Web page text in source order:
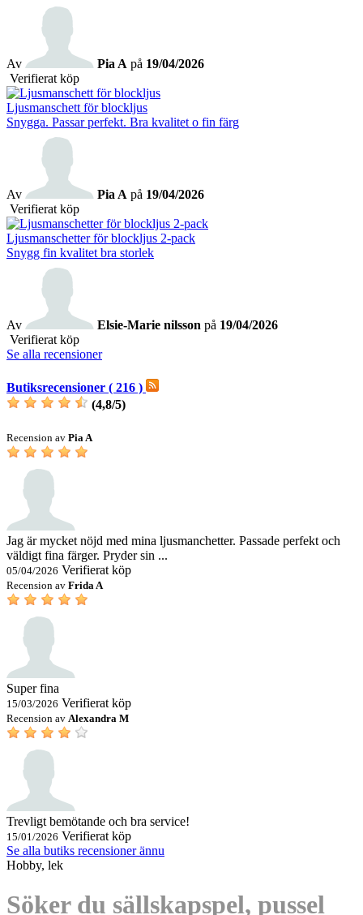
Av Pia A på 19/04/2026
Verifierat köp
Ljusmanschett för blockljus
Snygga. Passar perfekt. Bra kvalitet o fin färg
Av Pia A på 19/04/2026
Verifierat köp
Ljusmanschetter för blockljus 2-pack
Snygg fin kvalitet bra storlek
Av Elsie-Marie nilsson på 19/04/2026
Verifierat köp
Se alla recensioner
Butiksrecensioner ( 216 )
(4,8/5)
Recension av Pia A
Jag är mycket nöjd med mina ljusmanchetter. Passade perfekt och
väldigt fina färger. Pryder sin ...
05/04/2026 Verifierat köp
Recension av Frida A
Super fina
15/03/2026 Verifierat köp
Recension av Alexandra M
Trevligt bemötande och bra service!
15/01/2026 Verifierat köp
Se alla butiks recensioner ännu
Hobby, lek
Söker du sällskapspel, pussel